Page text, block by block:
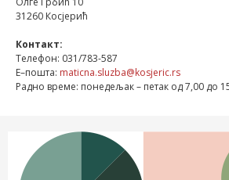
31260 Косјерић
Контакт:
Телефон: 031/783-587
E–пошта: maticna.sluzba@kosjeric.rs
Радно време: понедељак – петак од 7,00 до